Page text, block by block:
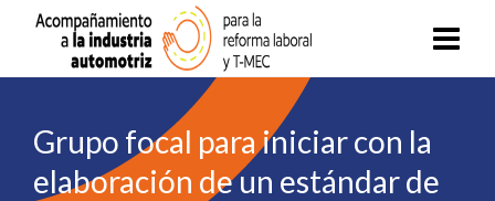
Grupo focal para iniciar con la
elaboración de un estándar de